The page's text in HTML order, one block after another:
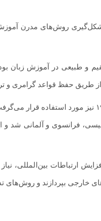
به شکل‌گیری روش‌های مدرن
و طبیعی در آموزش زبان
طریق حفظ قواعد گرامری و
روش گرامر-ترجمه که در قرن ۱۸ رایج بود، همچنان
فرانسوی و آلمانی شد
و افزایش ارتباطات
بپردازند و روش‌های